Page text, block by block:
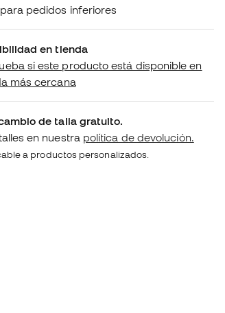
pedidos inferiores
en tienda
si este producto está disponible en
más cercana
de talla gratuito.
en nuestra política de devolución.
a productos personalizados.